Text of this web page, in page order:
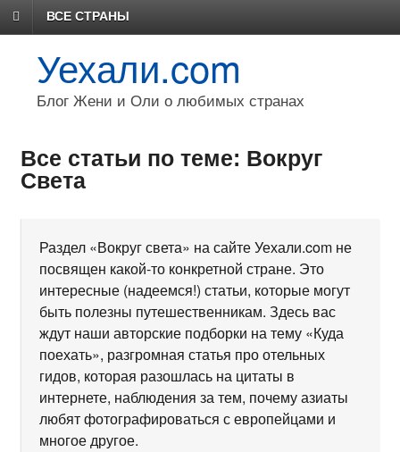
ВСЕ СТРАНЫ
Уехали.com
Блог Жени и Оли о любимых странах
Все статьи по теме: Вокруг
Света
Раздел «Вокруг света» на сайте Уехали.com не
посвящен какой-то конкретной стране. Это
интересные (надеемся!) статьи, которые могут
быть полезны путешественникам. Здесь вас
ждут наши авторские подборки на тему «Куда
поехать», разгромная статья про отельных
гидов, которая разошлась на цитаты в
интернете, наблюдения за тем, почему азиаты
любят фотографироваться с европейцами и
многое другое.